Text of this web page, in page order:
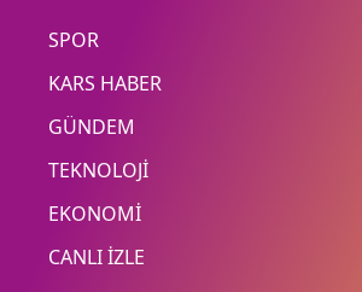
SPOR
KARS HABER
GÜNDEM
TEKNOLOJİ
EKONOMİ
CANLI İZLE